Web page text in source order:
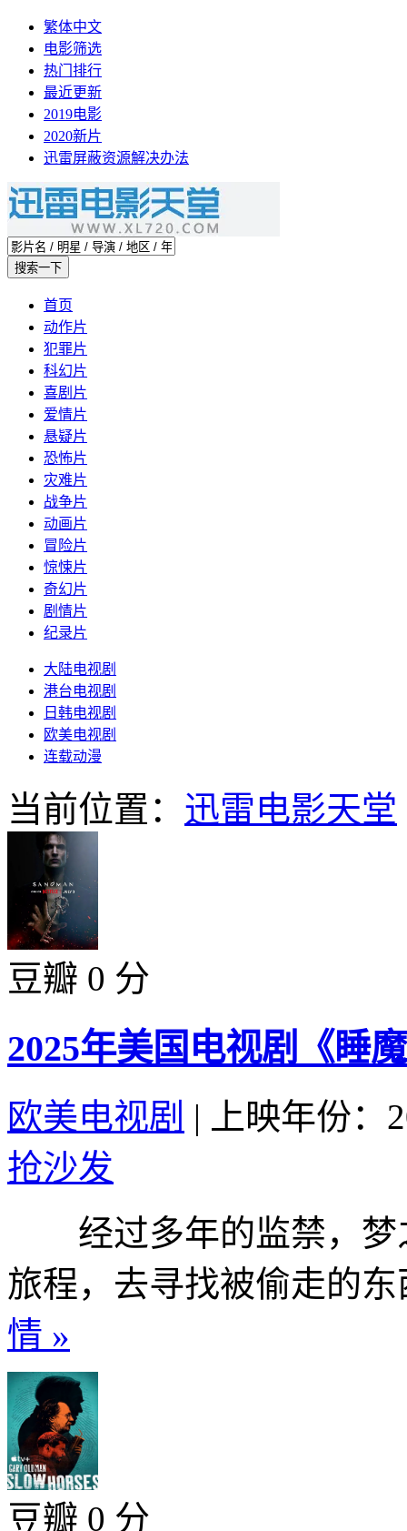
繁体中文
电影筛选
热门排行
最近更新
2019电影
2020新片
迅雷屏蔽资源解决办法
首页
动作片
犯罪片
科幻片
喜剧片
爱情片
悬疑片
恐怖片
灾难片
战争片
动画片
冒险片
惊悚片
奇幻片
剧情片
纪录片
大陆电视剧
港台电视剧
日韩电视剧
欧美电视剧
连载动漫
当前位置： 迅雷电影天堂
豆瓣 0 分
2025年美国电视剧《睡
欧美电视剧 |
上映年份：
抢沙发
经过多年的监禁，梦
旅程，去寻找被偷走的
情 »
豆瓣 0 分